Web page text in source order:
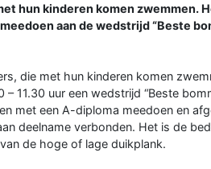
hun kinderen komen zwemmen.
aan de wedstrijd “Beste
die met hun kinderen komen
– 11.30 uur een wedstrijd “Beste
met een A-diploma meedoen en
deelname verbonden. Het is de
de hoge of lage duikplank.